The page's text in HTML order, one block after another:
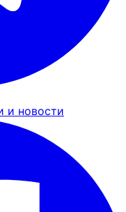
и новости